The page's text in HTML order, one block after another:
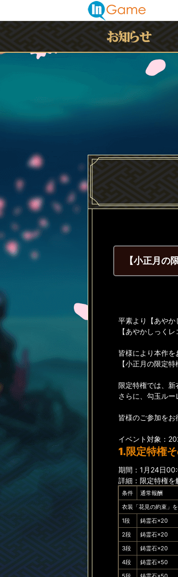
イベント
【小正月の
平素より【あやか
【あやかしっく
皆様により本作を
【小正月の限定
限定特権では、新
さらに、勾玉ルー
皆様のご参加をお
イベント対象：
1.限定特権
期間：1月24日
詳細：限定特権を
条件 通常報酬
衣装「花見の約束」
1段
鋳霊石×20
2段
鋳霊石×20
3段
鋳霊石×20
4段
鋳霊石×50